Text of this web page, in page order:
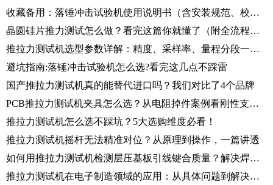
收藏备用：落锤冲击试验机使用说明书（含安装规范、校准流程、安全要点）
晶圆硅片推力测试怎么做？看完这篇你就懂了（附全流程实操指南）
推拉力测试机选型参数详解：精度、采样率、量程分段一篇讲透
避坑指南:落锤冲击试验机怎么选?看完这几点不踩雷
国产推拉力测试机真的能替代进口吗？我们对比了4个品牌
PCB推拉力测试机夹具怎么选？从电阻掉件案例看刚性支撑的重要性
推拉力测试机怎么选不踩坑？5大选购维度必看！
推拉力测试机摇杆无法精准对位？从原理到操作，一篇讲透
如何用推拉力测试机检测层压基板引线键合质量？解决焊盘部分支撑难题
推拉力测试机在电子制造领域的应用：从具体问题到解决方案